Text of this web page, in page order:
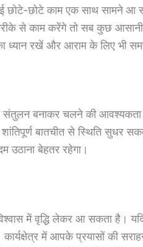
छोटे-छोटे काम एक साथ सामने आ
से काम करेंगे तो सब कुछ आसानी
ध्यान रखें और आराम के लिए भी
संतुलन बनाकर चलने की आवश्यकता
बातचीत से स्थिति सुधर
उठाना बेहतर रहेगा।
में वृद्धि लेकर आ सकता है।
में आपके प्रयासों की